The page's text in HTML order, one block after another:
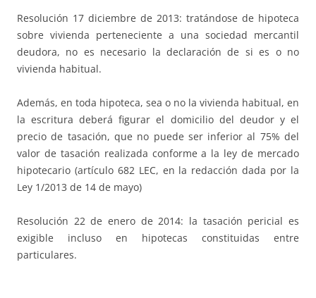
Resolución 17 diciembre de 2013: tratándose de hipoteca
sobre vivienda perteneciente a una sociedad mercantil
deudora, no es necesario la declaración de si es o no
vivienda habitual.
Además, en toda hipoteca, sea o no la vivienda habitual, en
la escritura deberá figurar el domicilio del deudor y el
precio de tasación, que no puede ser inferior al 75% del
valor de tasación realizada conforme a la ley de mercado
hipotecario (artículo 682 LEC, en la redacción dada por la
Ley 1/2013 de 14 de mayo)
Resolución 22 de enero de 2014: la tasación pericial es
exigible incluso en hipotecas constituidas entre
particulares.